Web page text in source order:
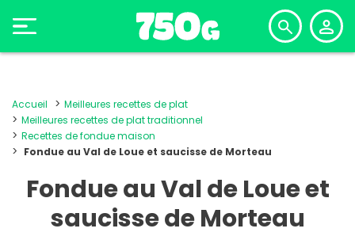
Accueil
Meilleures recettes de plat
Meilleures recettes de plat traditionnel
Recettes de fondue maison
Fondue au Val de Loue et saucisse de Morteau
Fondue au Val de Loue et
saucisse de Morteau